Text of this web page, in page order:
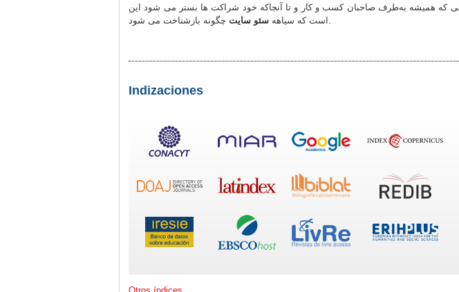
که همیشه به‌طرف صاحبان کسب و کار و تا آنجاکه خود شراکت ها بستر می شود این
است که سیاهه سئو سایت
Indizaciones